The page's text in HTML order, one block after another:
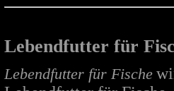
Lebendfutter für
Lebendfutter für Fische